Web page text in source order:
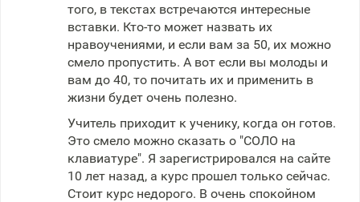
того, в текстах встречаются интересные
вставки. Кто-то может назвать их
нравоучениями, и если вам за 50, их можно
смело пропустить. А вот если вы молоды и
вам до 40, то почитать их и применить в
жизни будет очень полезно.
Учитель приходит к ученику, когда он готов.
Это смело можно сказать о "СОЛО на
клавиатуре". Я зарегистрировался на сайте
10 лет назад, а курс прошел только сейчас.
Стоит курс недорого. В очень спокойном